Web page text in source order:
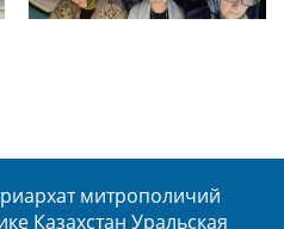
митрополичий
Казахстан Уральская